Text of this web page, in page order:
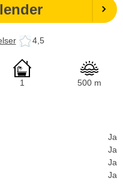
4,5
1 500 m
Ja
Ja
Ja
Ja